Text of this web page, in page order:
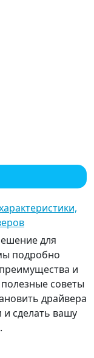
для
подробно
и
советы
драйвера
сделать вашу